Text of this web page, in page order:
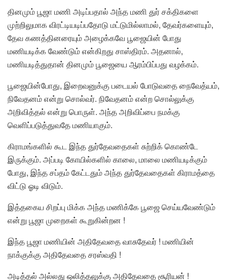
தினமும் பூஜா மணி அடிப்பதால் அந்த மணி துர் சக்திகளை
முற்றிலுமாக விரட்டியடிப்பதோடு மட்டுமில்லாமல், தேவர்களையும்,
தேவ கணத்தினரையும் அழைக்கவே பூஜையின் போது
மணியடிக்க வேண்டும் என்கிறது சாஸ்திரம். அதனால்,
மணியடித்துதான் தினமும் பூஜையை ஆரம்பிப்பது வழக்கம்.
பூஜையின்போது, இறைவனுக்கு படையல் போடுவதை நைவேத்யம்,
நிவேதனம் என்று சொல்வர். நிவேதனம் என்ற சொல்லுக்கு
அறிவித்தல் என்று பொருள். அந்த அறிவிப்பை நமக்கு
வெளிப்படுத்துவதே மணியாகும்.
கிராமங்களில் கூட இந்த துர்தேவதைகள் சுற்றிக் கொண்டே
இருக்கும். அப்படி கோயில்களில் காலை, மாலை மணியடிக்கும்
போது, இந்த சப்தம் கேட்டதும் அந்த துர்தேவதைகள் கிராமத்தை
விட்டு ஓடி விடும்.
இத்தகைய சிறப்பு மிக்க அந்த மணிக்கே பூஜை செய்யவேண்டும்
என்று பூஜா முறைகள் கூறுகின்றன !
இந்த பூஜா மணியின் அதிதேவதை வாசுதேவர் ! மணியின்
நாக்குக்கு அதிதேவதை சரஸ்வதி !
அடித்தல் அல்லது ஒலித்தலுக்கு அதிதேவதை சூரியன் !